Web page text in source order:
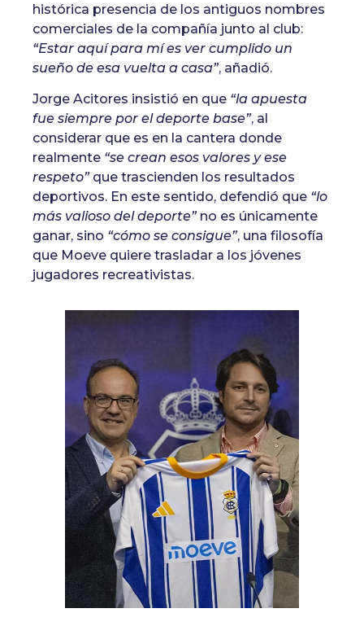
histórica presencia de los antiguos nombres
comerciales de la compañía junto al club:
“Estar aquí para mí es ver cumplido un
sueño de esa vuelta a casa”, añadió.
Jorge Acitores insistió en que “la apuesta
fue siempre por el deporte base”, al
considerar que es en la cantera donde
realmente “se crean esos valores y ese
respeto”que trascienden los resultados
deportivos. En este sentido, defendió que “lo
más valioso del deporte”no es únicamente
ganar, sino “cómo se consigue”, una filosofía
que Moeve quiere trasladar a los jóvenes
jugadores recreativistas.